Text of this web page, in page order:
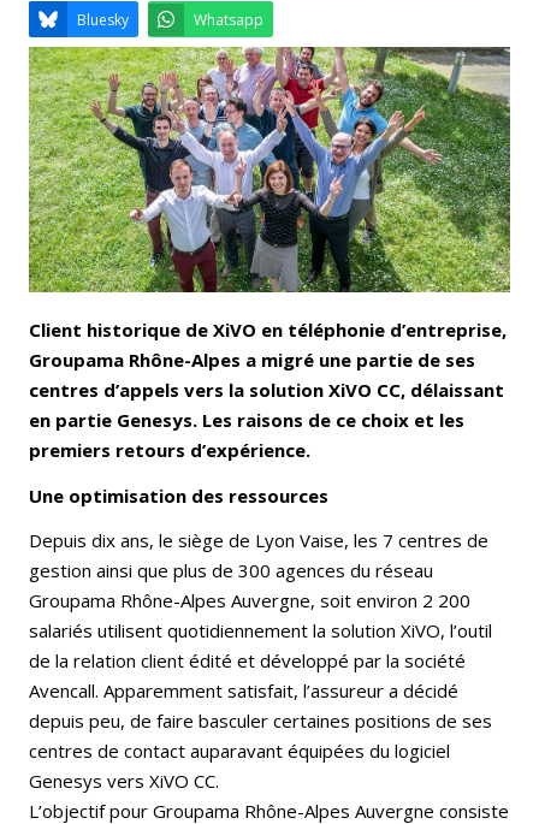
Email Facebook LinkedIn
Bluesky Whatsapp
Client historique de XiVO en téléphonie d’entreprise,
Groupama Rhône-Alpes a migré une partie de ses
centres d’appels vers la solution XiVO CC, délaissant
en partie Genesys. Les raisons de ce choix et les
premiers retours d’expérience.
Une optimisation des ressources
Depuis dix ans, le siège de Lyon Vaise, les 7 centres de
gestion ainsi que plus de 300 agences du réseau
Groupama Rhône-Alpes Auvergne, soit environ 2 200
salariés utilisent quotidiennement la solution XiVO, l’outil
de la relation client édité et développé par la société
Avencall. Apparemment satisfait, l’assureur a décidé
depuis peu, de faire basculer certaines positions de ses
centres de contact auparavant équipées du logiciel
Genesys vers XiVO CC.
L’objectif pour Groupama Rhône-Alpes Auvergne consiste